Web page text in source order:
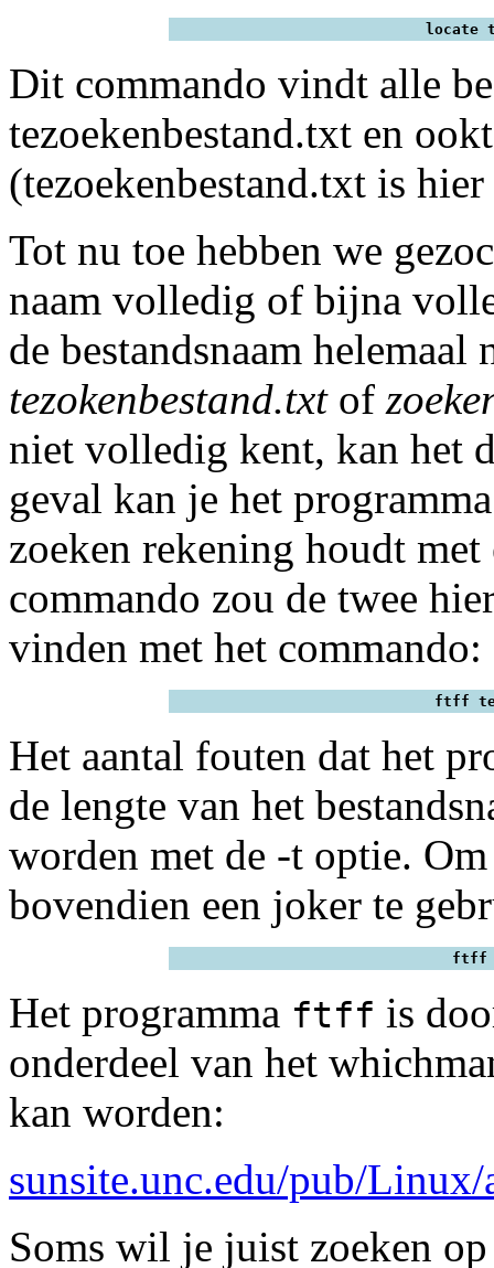
locate
Dit commando vindt alle
tezoekenbestand.txt en
(tezoekenbestand.txt is
Tot nu toe hebben we
naam volledig of bijna
de bestandsnaam
tezokenbestand.txtof
niet volledig kent, kan het
geval kan je het
zoeken rekening houdt
commando zou de twee
vinden met het commando:
ftff
Het aantal fouten dat het
de lengte van het
worden met de -t optie.
bovendien een joker te
ftff
Het programma ftff is
onderdeel van het
kan worden:
sunsite.unc.edu/pub/
Soms wil je juist zoeken